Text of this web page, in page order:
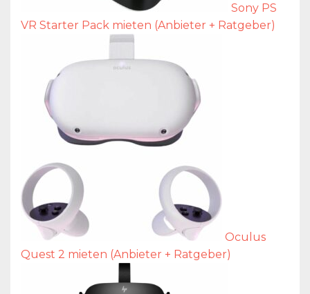
Sony PS
VR Starter Pack mieten (Anbieter + Ratgeber)
Oculus
Quest 2 mieten (Anbieter + Ratgeber)